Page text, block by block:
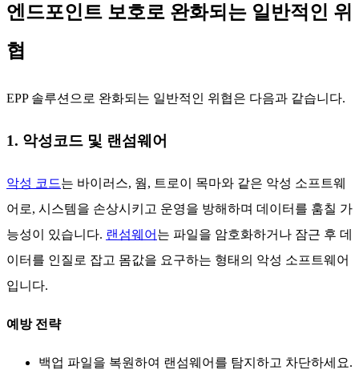
엔드포인트 보호로 완화되는 일반적인 위
협
EPP 솔루션으로 완화되는 일반적인 위협은 다음과 같습니다.
1. 악성코드 및 랜섬웨어
악성 코드는 바이러스, 웜, 트로이 목마와 같은 악성 소프트웨
어로, 시스템을 손상시키고 운영을 방해하며 데이터를 훔칠 가
능성이 있습니다. 랜섬웨어 는 파일을 암호화하거나 잠근 후 데
이터를 인질로 잡고 몸값을 요구하는 형태의 악성 소프트웨어
입니다.
예방 전략
백업 파일을 복원하여 랜섬웨어를 탐지하고 차단하세요.